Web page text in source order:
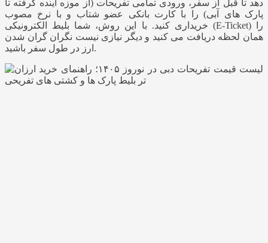
دهد تا قبل از سفر، ورودی تمامی تفریحات (از موزه آینده گرفته تا
پارک‌ های آبی) را با کارت بانکی عضو شتاب و با نرخ مصوب
خریداری کنید. با این روش، شما بلیط الکترونیکی (E-Ticket) را
همان لحظه دریافت می کنید و دیگر نیازی نیست نگران گران شدن
ارز در طول سفر باشید.